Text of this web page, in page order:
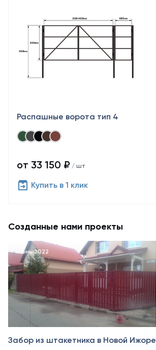
Распашные ворота тип 4
от 33 150 ₽ / шт
Купить в 1 клик
Созданные нами проекты
Июнь 2022
Забор из штакетника в Новой Ижоре